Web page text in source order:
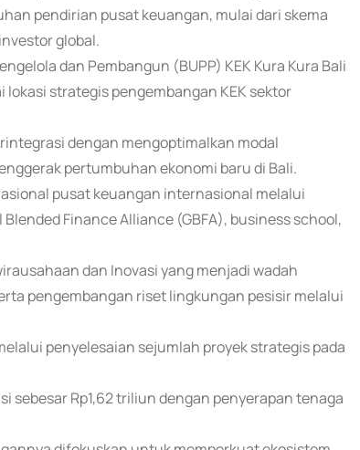
pendirian pusat keuangan, mulai dari skema
global.
dan Pembangun (BUPP) KEK Kura Kura Bali
strategis pengembangan KEK sektor
dengan mengoptimalkan modal
pertumbuhan ekonomi baru di Bali.
pusat keuangan internasional melalui
Finance Alliance (GBFA), business school,
dan Inovasi yang menjadi wadah
pengembangan riset lingkungan pesisir melalui
penyelesaian sejumlah proyek strategis pada
sebesar Rp1,62 triliun dengan penyerapan tenaga